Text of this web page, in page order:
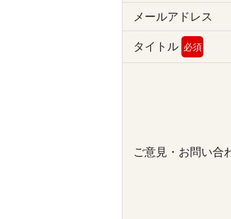
メールアドレス
タイトル 必須
ご意見・お問い合